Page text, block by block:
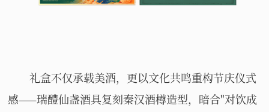
礼盒不仅承载美酒，更以文化共鸣重构节庆仪式
感——瑞醴仙盏酒具复刻秦汉酒樽造型，暗合"对饮成